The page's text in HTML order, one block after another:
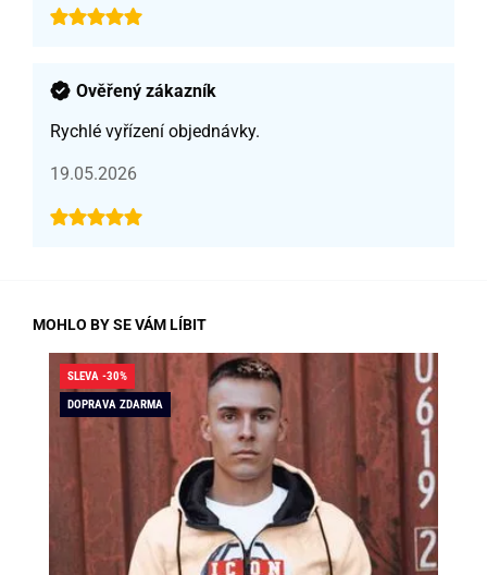
Ověřený zákazník
Rychlé vyřízení objednávky.
19.05.2026
MOHLO BY SE VÁM LÍBIT
SLEVA -30%
DOPRAVA ZDARMA